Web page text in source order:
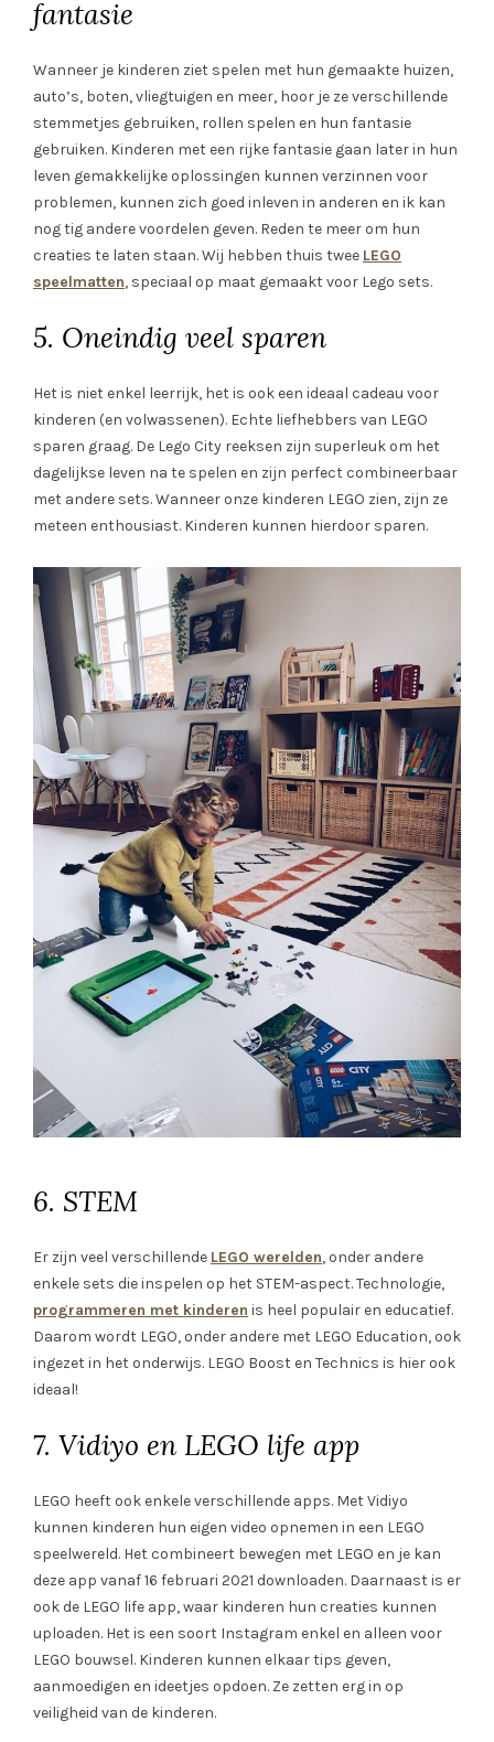
fantasie
Wanneer je kinderen ziet spelen met hun gemaakte huizen,
auto’s, boten, vliegtuigen en meer, hoor je ze verschillende
stemmetjes gebruiken, rollen spelen en hun fantasie
gebruiken. Kinderen met een rijke fantasie gaan later in hun
leven gemakkelijke oplossingen kunnen verzinnen voor
problemen, kunnen zich goed inleven in anderen en ik kan
nog tig andere voordelen geven. Reden te meer om hun
creaties te laten staan. Wij hebben thuis twee LEGO
speelmatten, speciaal op maat gemaakt voor Lego sets.
5. Oneindig veel sparen
Het is niet enkel leerrijk, het is ook een ideaal cadeau voor
kinderen (en volwassenen). Echte liefhebbers van LEGO
sparen graag. De Lego City reeksen zijn superleuk om het
dagelijkse leven na te spelen en zijn perfect combineerbaar
met andere sets. Wanneer onze kinderen LEGO zien, zijn ze
meteen enthousiast. Kinderen kunnen hierdoor sparen.
6. STEM
Er zijn veel verschillende LEGO werelden, onder andere
enkele sets die inspelen op het STEM-aspect. Technologie,
programmeren met kinderen is heel populair en educatief.
Daarom wordt LEGO, onder andere met LEGO Education, ook
ingezet in het onderwijs. LEGO Boost en Technics is hier ook
ideaal!
7. Vidiyo en LEGO life app
LEGO heeft ook enkele verschillende apps. Met Vidiyo
kunnen kinderen hun eigen video opnemen in een LEGO
speelwereld. Het combineert bewegen met LEGO en je kan
deze app vanaf 16 februari 2021 downloaden. Daarnaast is er
ook de LEGO life app, waar kinderen hun creaties kunnen
uploaden. Het is een soort Instagram enkel en alleen voor
LEGO bouwsel. Kinderen kunnen elkaar tips geven,
aanmoedigen en ideetjes opdoen. Ze zetten erg in op
veiligheid van de kinderen.